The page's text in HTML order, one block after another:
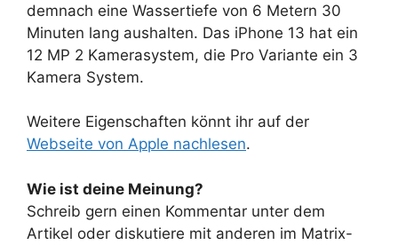
demnach eine Wassertiefe von 6 Metern 30
Minuten lang aushalten. Das iPhone 13 hat ein
12 MP 2 Kamerasystem, die Pro Variante ein 3
Kamera System.
Weitere Eigenschaften könnt ihr auf der
Webseite von Apple nachlesen.
Wie ist deine Meinung?
Schreib gern einen Kommentar unter dem
Artikel oder diskutiere mit anderen im Matrix-